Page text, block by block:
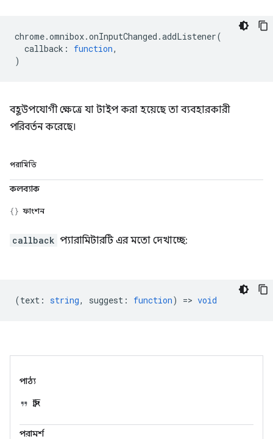
chrome.omnibox.onInputChanged .addListener(
callback : function,
)
বহূউপযোগী ক্ষেত্রে যা টাইপ করা হয়েছে তা ব্যবহারকারী
পরিবর্তন করেছে।
পরামিতি
কলব্যাক
ফাংশন
callback প্যারামিটারটি এর মতো দেখাচ্ছে:
(text : string, suggest : function) => void
পাঠ্য
স্ট্রিং
পরামর্শ